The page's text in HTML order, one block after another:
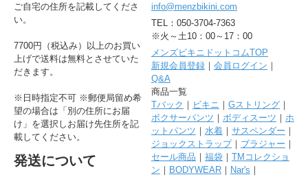
ご自宅の住所を記載してくださ
い。
7700円（税込み）以上のお買い
上げで送料は無料とさせていた
だきます。
※日時指定不可 ※郵便局留め希
望の場合は「別の住所にお届
け」を選択しお届け先住所を記
載してください。
発送について
info@menzbikini.com
TEL：050-3704-7363
※火～土10：00～17：00
メンズビキニドットコムTOP
新規会員登録｜ 会員ログイン ｜
Q&A
商品一覧
Tバック ｜ ビキニ ｜ Gストリング｜
ボクサーパンツ ｜ ボディスーツ ｜ ホ
ットパンツ ｜ 水着｜ サスペンダー ｜
ジョックストラップ｜ ブラジャー ｜
セール商品 ｜ 福袋｜ TMコレクショ
ン ｜ BODYWEAR｜ Nar's ｜